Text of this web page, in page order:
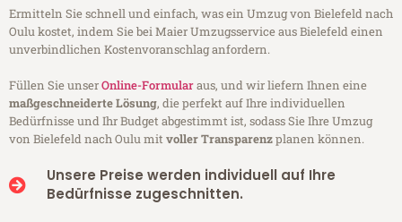
Ermitteln Sie schnell und einfach, was ein Umzug von Bielefeld nach
Oulu kostet, indem Sie bei Maier Umzugsservice aus Bielefeld einen
unverbindlichen Kostenvoranschlag anfordern.
Füllen Sie unserOnline-Formularaus, und wir liefern Ihnen eine
maßgeschneiderte Lösung, die perfekt auf Ihre individuellen
Bedürfnisse und Ihr Budget abgestimmt ist, sodass Sie Ihre Umzug
von Bielefeld nach Oulu mitvoller Transparenzplanen können.
Unsere Preise werden individuell auf Ihre
Bedürfnisse zugeschnitten.